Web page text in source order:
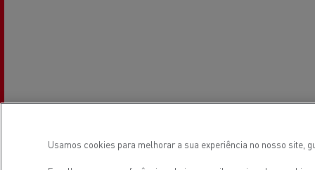
Usamos cookies para melhorar a sua experiência no nosso site,